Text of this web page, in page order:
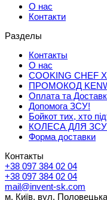
О нас
Контакти
Разделы
Контакты
О нас
COOKING CHEF
ПРОМОКОД
Оплата та
Допомога ЗСУ!
Бойкот тих, хто
КОЛЕСА ДЛЯ
Форма доставки
Контакты
+38 097 384 02 04
+38 097 384 02 04
mail@invent-sk.com
м. Київ, вул.